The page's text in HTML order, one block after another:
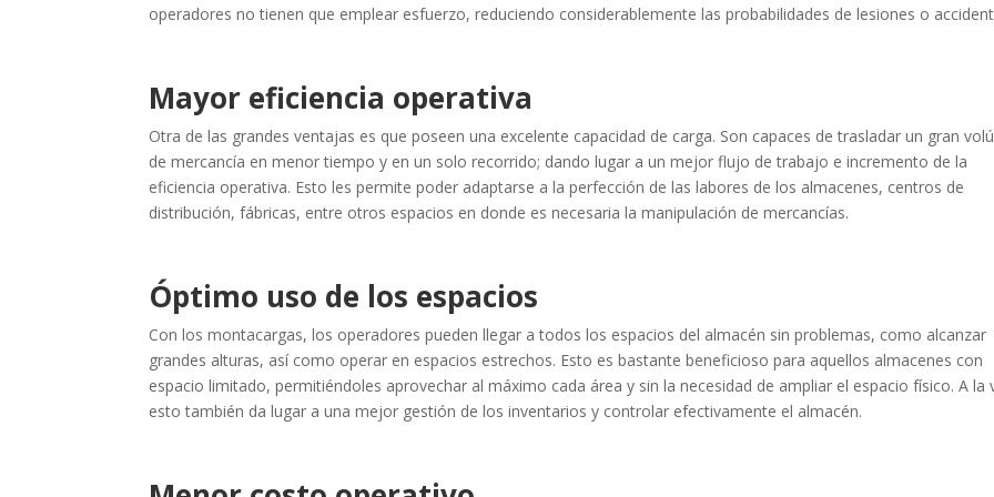
operadores no tienen que emplear esfuerzo, reduciendo considerablemente las probabilidades de lesiones o
Mayor eficiencia operativa
Otra de las grandes ventajas es que poseen una excelente capacidad de carga. Son capaces de trasladar un gran
de mercancía en menor tiempo y en un solo recorrido; dando lugar a un mejor flujo de trabajo e incremento de la
eficiencia operativa. Esto les permite poder adaptarse a la perfección de las labores de los almacenes, centros de
distribución, fábricas, entre otros espacios en donde es necesaria la manipulación de mercancías.
Óptimo uso de los espacios
Con los montacargas, los operadores pueden llegar a todos los espacios del almacén sin problemas, como alcanzar
grandes alturas, así como operar en espacios estrechos. Esto es bastante beneficioso para aquellos almacenes con
espacio limitado, permitiéndoles aprovechar al máximo cada área y sin la necesidad de ampliar el espacio físico. A la
esto también da lugar a una mejor gestión de los inventarios y controlar efectivamente el almacén.